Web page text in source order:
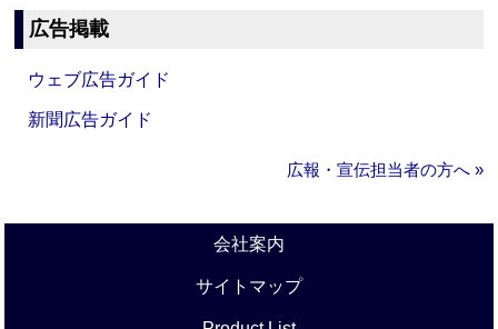
広告掲載
ウェブ広告ガイド
新聞広告ガイド
広報・宣伝担当者の方へ »
会社案内
サイトマップ